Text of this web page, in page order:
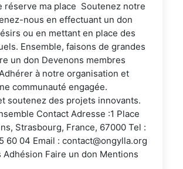
réserve ma place Soutenez notre
nous en effectuant un don
ou en mettant en place des
Ensemble, faisons de grandes
un don Devenons membres
Adhérer à notre organisation et
communauté engagée.
soutenez des projets innovants.
Contact Adresse :1 Place
Strasbourg, France, 67000 Tel :
60 04 Email : contact@ongylla.org
Adhésion Faire un don Mentions